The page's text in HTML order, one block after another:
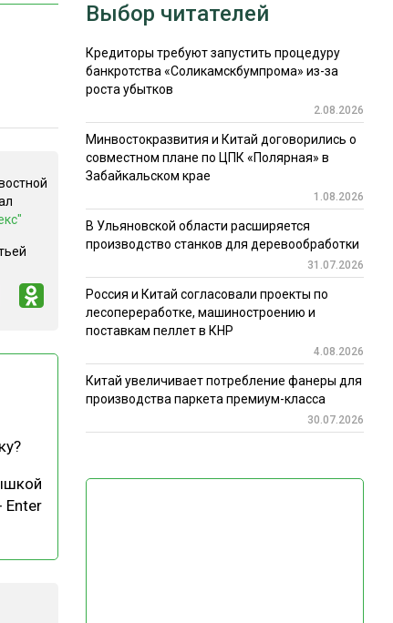
Enter
Выбор читателей
Кредиторы требуют запустить процедуру
банкротства «Соликамскбумпрома» из-за
роста убытков
2.08.2026
Минвостокразвития и Китай договорились о
совместном плане по ЦПК «Полярная» в
Забайкальском крае
1.08.2026
В Ульяновской области расширяется
производство станков для деревообработки
31.07.2026
Россия и Китай согласовали проекты по
лесопереработке, машиностроению и
поставкам пеллет в КНР
4.08.2026
Китай увеличивает потребление фанеры для
производства паркета премиум-класса
30.07.2026